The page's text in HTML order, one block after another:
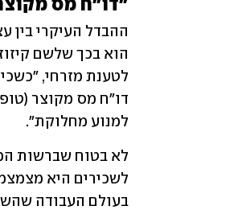
"דו"ח מס
למנוע מחלוקת".